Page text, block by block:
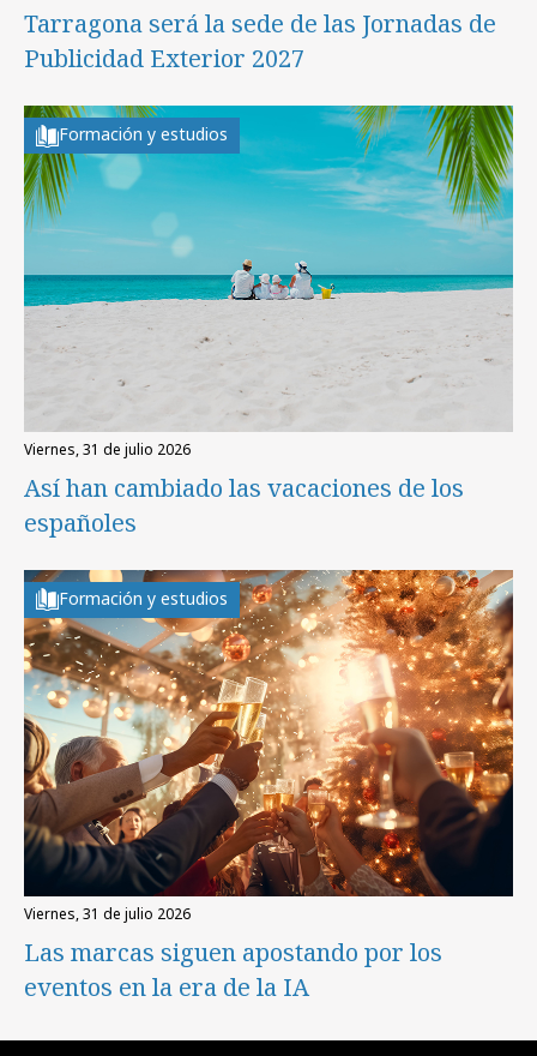
Tarragona será la sede de las Jornadas de
Publicidad Exterior 2027
Formación y estudios
viernes, 31 de julio 2026
Así han cambiado las vacaciones de los
españoles
Formación y estudios
viernes, 31 de julio 2026
Las marcas siguen apostando por los
eventos en la era de la IA